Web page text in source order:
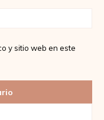
y sitio web en este